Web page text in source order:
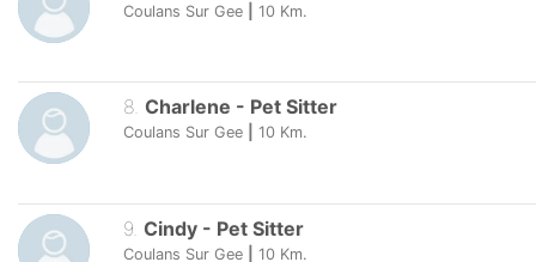
Coulans Sur Gee 10 Km.
8. Charlene - Pet Sitter
Coulans Sur Gee 10 Km.
9 Cindy - Pet Sitter
Coulans Sur Gee 10 Km.